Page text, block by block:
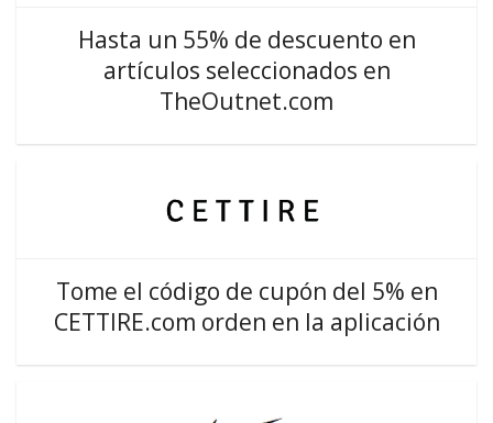
Hasta un 55% de descuento en
artículos seleccionados en
TheOutnet.com
Tome el código de cupón del 5% en
CETTIRE.com orden en la aplicación